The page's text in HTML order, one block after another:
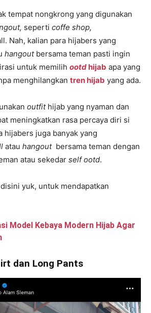
tempat nongkrong yang digunakan
seperti coffe shop,
Nah, kalian para hijabers yang
hangoutbersama teman pasti ingin
untuk memilih ootd hijab apa yang
menghilangkan tren hijab yang ada.
outfithijab yang nyaman dan
meningkatkan rasa percaya diri si
hijabers juga banyak yang
atau hangout bersama teman dengan
atau sekedar self ootd.
yuk, untuk mendapatkan
Model Kebaya Modern Hijab Agar
dan Long Pants